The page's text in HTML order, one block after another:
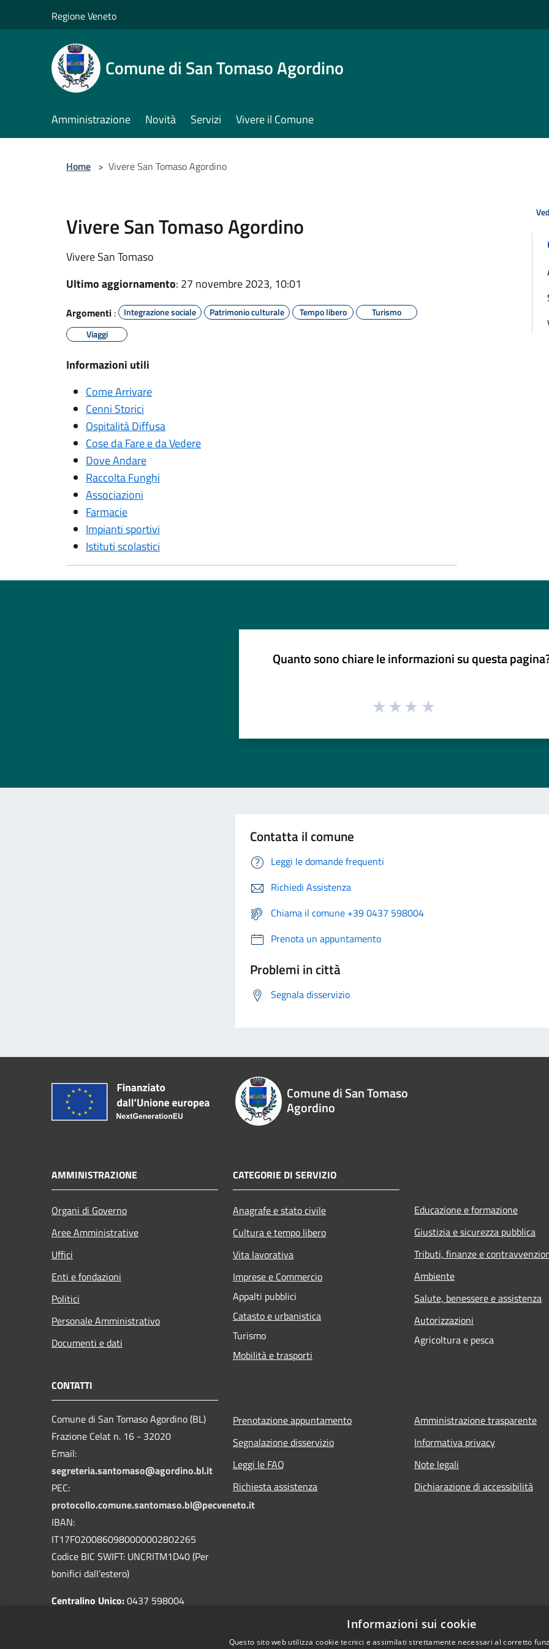
Regione Veneto
Comune di San Tomaso Agordino
Amministrazione Novità Servizi Vivere il Comune
Home > Vivere San Tomaso Agordino
Vivere San Tomaso Agordino
Vivere San Tomaso
Ultimo aggiornamento: 27 novembre 2023, 10:01
Argomenti : Integrazione sociale Patrimonio culturale Tempo libero
Turismo
Viaggi
Informazioni utili
Come Arrivare
Cenni Storici
Ospitalità Diffusa
Cose da Fare e da Vedere
Dove Andare
Raccolta Funghi
Associazioni
Farmacie
Impianti sportivi
Istituti scolastici
Quanto sono chiare le informazioni su questa
Contatta il comune
Leggi le domande frequenti
Richiedi Assistenza
Chiama il comune +39 0437 598004
Prenota un appuntamento
Problemi in città
Segnala disservizio
Comune di San Tomaso
Agordino
AMMINISTRAZIONE
Organi di Governo
Aree Amministrative
Uffici
Enti e fondazioni
Politici
Personale Amministrativo
Documenti e dati
CATEGORIE DI SERVIZIO
Anagrafe e stato civile
Cultura e tempo libero
Vita lavorativa
Imprese e Commercio
Appalti pubblici
Catasto e urbanistica
Turismo
Mobilità e trasporti
Educazione e formazione
Giustizia e sicurezza pubblica
Tributi, finanze e
Ambiente
Salute, benessere e assistenza
Autorizzazioni
Agricoltura e pesca
CONTATTI
Comune di San Tomaso Agordino (BL)
Frazione Celat n. 16 - 32020
Email:
segreteria.santomaso@agordino.bl.it
PEC:
protocollo.comune.santomaso.bl@pecveneto.it
IBAN:
IT17F0200860980000002802265
Codice BIC SWIFT: UNCRITM1D40 (Per
bonifici dall’estero)
Centralino Unico:0437 598004
Prenotazione appuntamento
Segnalazione disservizio
Leggi le FAQ
Richiesta assistenza
Amministrazione trasparente
Informativa privacy
Note legali
Dichiarazione di accessibilità
Informazioni sui cookie
Questo sito web utilizza cookie tecnici e assimilati strettamente necessari al corretto